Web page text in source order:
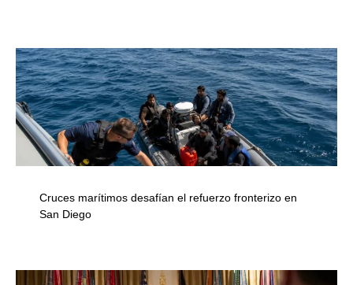
Cruces marítimos desafían el refuerzo fronterizo en
San Diego